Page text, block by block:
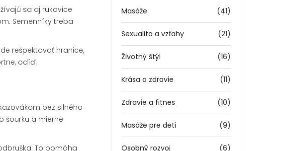
sa aj rukavice
Semenníky treba
rešpektovať hranice,
odíď.
bez silného
šourku a mierne
To pomáha
Masáže (41)
Sexualita a vzťahy (21)
Životný štýl (16)
Krása a zdravie (11)
Zdravie a fitnes (10)
Masáže pre deti (9)
Osobný rozvoj (6)